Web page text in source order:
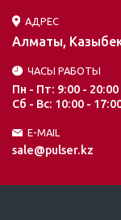
АДРЕС
Алматы,
ЧАСЫ РАБОТЫ
Пн - Пт: 9:00 - 20:00
Сб - Вс: 10:00 -
E-MAIL
sale@pulser.kz